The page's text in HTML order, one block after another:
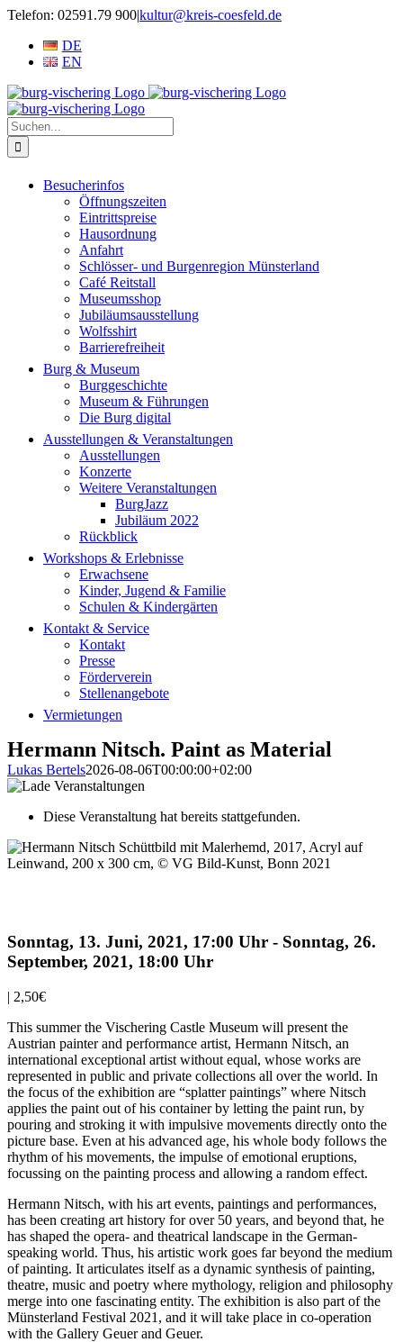
Zum
springen
Telefon: 02591.79 900|kultur@kreis-coesfeld.de
DE
EN
Suche
nach:
Besucherinfos
Öffnungszeiten
Eintrittspreise
Hausordnung
Anfahrt
Schlösser- und Burgenregion Münsterland
Café Reitstall
Museumsshop
Jubiläumsausstellung
Wolfsshirt
Barrierefreiheit
Burg & Museum
Burggeschichte
Museum & Führungen
Die Burg digital
Ausstellungen & Veranstaltungen
Ausstellungen
Konzerte
Weitere Veranstaltungen
BurgJazz
Jubiläum 2022
Rückblick
Workshops & Erlebnisse
Erwachsene
Kinder, Jugend & Familie
Schulen & Kindergärten
Kontakt & Service
Kontakt
Presse
Förderverein
Stellenangebote
Vermietungen
Hermann Nitsch. Paint as Material
Lukas Bertels2026-08-06T00:00:00+02:00
Diese Veranstaltung hat bereits stattgefunden.
Sonntag, 13. Juni, 2021, 17:00 Uhr - Sonntag, 26.
September, 2021, 18:00 Uhr
| 2,50€
This summer the Vischering Castle Museum will present the
Austrian painter and performance artist, Hermann Nitsch, an
international exceptional artist without equal, whose works are
represented in public and private collections all over the world. In
the focus of the exhibition are “splatter paintings” where Nitsch
applies the paint out of his container by letting the paint run, by
pouring and stroking it with impulsive movements directly onto the
picture base. Even at his advanced age, his whole body follows the
rhythm of his movements, the impulse of emotional eruptions,
focussing on the painting process and allowing a random effect.
Hermann Nitsch, with his art events, paintings and performances,
has been creating art history for over 50 years, and beyond that, he
has shaped the opera- and theatrical landscape in the German-
speaking world. Thus, his artistic work goes far beyond the medium
of painting. It articulates itself as a dynamic synthesis of painting,
theatre, music and poetry where mythology, religion and philosophy
merge into one fascinating entity. The exhibition is also part of the
Münsterland Festival 2021, and it will take place in co-operation
with the Gallery Geuer and Geuer.